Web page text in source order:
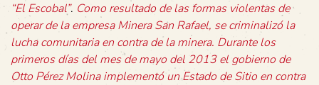
“El Escobal”. Como resultado de las formas violentas de
operar de la empresa Minera San Rafael, se criminalizó la
lucha comunitaria en contra de la minera. Durante los
primeros días del mes de mayo del 2013 el gobierno de
Otto Pérez Molina implementó un Estado de Sitio en contra